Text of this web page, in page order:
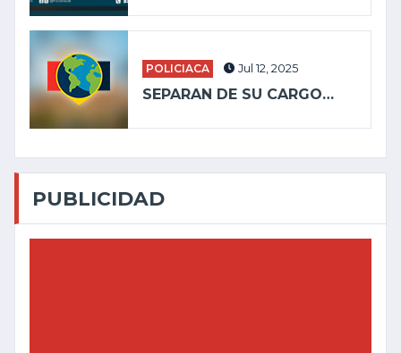
POLICIACA Jul 12, 2025
SEPARAN DE SU CARGO…
PUBLICIDAD